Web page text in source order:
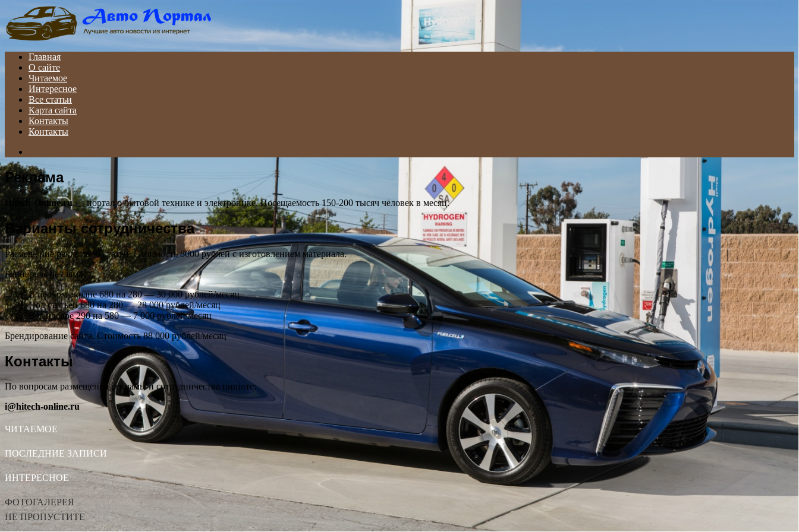
Главная
О сайте
Читаемое
Интересное
Все статьи
Карта сайта
Контакты
Контакты
Реклама
Hitech-Online.ru— портал о бытовой технике и электронике. Посещаемость 150-200 тысяч человек в месяц.
Варианты сотрудничества
Размещение рекламной статьи. Стоимость 8000 рублей с изготовлением материала.
Баннерная реклама:
В первом экране 680 на 280 — 30 000 рублей/месяц
Под статьей 680 на 280 — 28 000 рублей/месяц
В сайдбаре 290 на 580 — 7 000 рублей/месяц
Брендирование сайта. Стоимость 88 000 рублей/месяц
Контакты
По вопросам размещения рекламы и сотрудничества пишите:
i@hitech-online.ru
ЧИТАЕМОЕ
ПОСЛЕДНИЕ ЗАПИСИ
ИНТЕРЕСНОЕ
ФОТОГАЛЕРЕЯ
НЕ ПРОПУСТИТЕ